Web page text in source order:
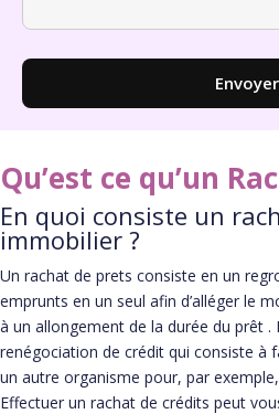
Envoyer
Qu’est ce qu’un
En quoi consiste un
immobilier ?
Un rachat de prets consiste en un
emprunts en un seul afin d’alléger le
à un allongement de la durée du prêt .
renégociation de crédit qui consiste à
un autre organisme pour, par
Effectuer un rachat de crédits peut